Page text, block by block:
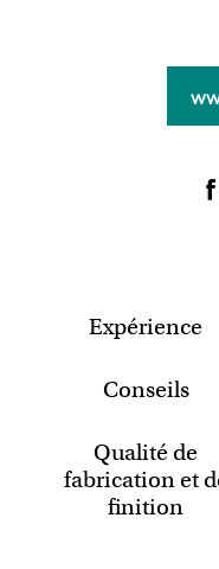
Expérience
Conseils
Qualité de
fabrication et
finition